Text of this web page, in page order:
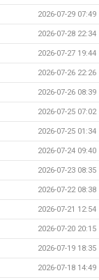
2026-07-29 07:49
2026-07-28 22:34
2026-07-27 19:44
2026-07-26 22:26
2026-07-26 08:39
2026-07-25 07:02
2026-07-25 01:34
2026-07-24 09:40
2026-07-23 08:35
2026-07-22 08:38
2026-07-21 12:54
2026-07-20 20:15
2026-07-19 18:35
2026-07-18 14:49